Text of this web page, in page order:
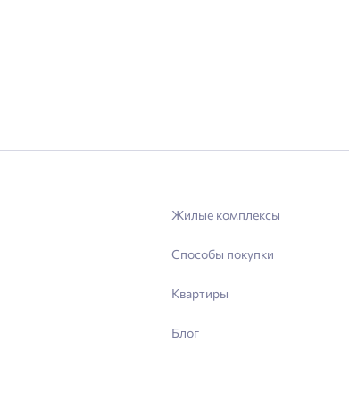
Жилые комплексы
Способы покупки
Квартиры
Блог